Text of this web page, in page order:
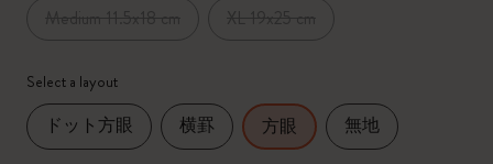
Select a layout
ドット方眼 横罫 方眼 無地